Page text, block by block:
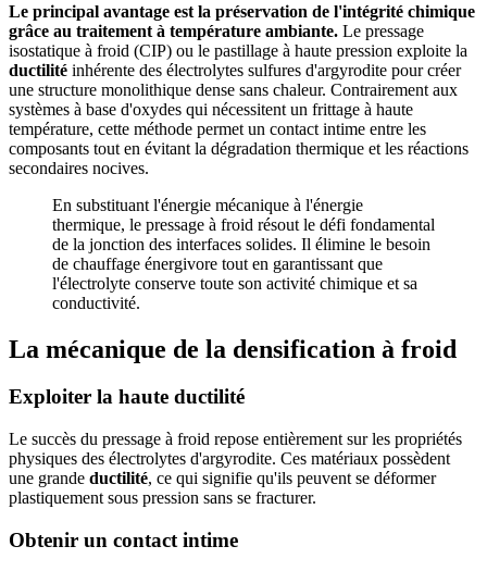
Le principal avantage est la préservation de l'intégrité chimique
grâce au traitement à température ambiante. Le pressage
isostatique à froid (CIP) ou le pastillage à haute pression exploite la
ductilité inhérente des électrolytes sulfures d'argyrodite pour créer
une structure monolithique dense sans chaleur. Contrairement aux
systèmes à base d'oxydes qui nécessitent un frittage à haute
température, cette méthode permet un contact intime entre les
composants tout en évitant la dégradation thermique et les réactions
secondaires nocives.
En substituant l'énergie mécanique à l'énergie
thermique, le pressage à froid résout le défi fondamental
de la jonction des interfaces solides. Il élimine le besoin
de chauffage énergivore tout en garantissant que
l'électrolyte conserve toute son activité chimique et sa
conductivité.
La mécanique de la densification à froid
Exploiter la haute ductilité
Le succès du pressage à froid repose entièrement sur les propriétés
physiques des électrolytes d'argyrodite. Ces matériaux possèdent
une grande ductilité, ce qui signifie qu'ils peuvent se déformer
plastiquement sous pression sans se fracturer.
Obtenir un contact intime